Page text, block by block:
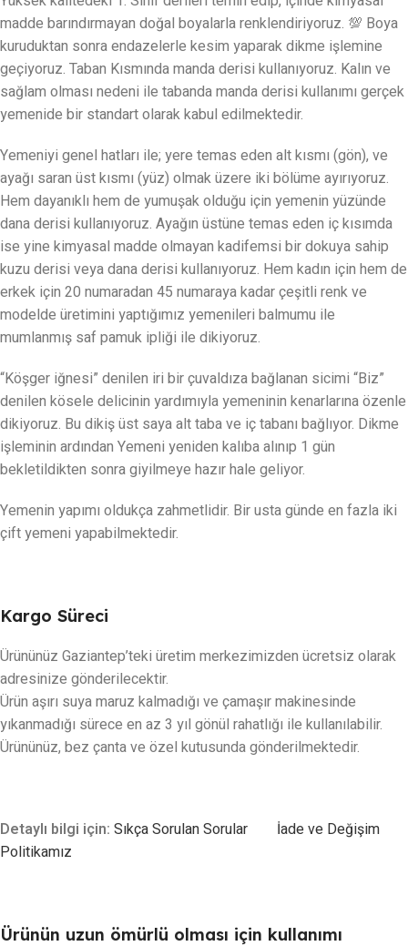
madde barındırmayan doğal boyalarla renklendiriyoruz. 💯 Boya
kuruduktan sonra endazelerle kesim yaparak dikme işlemine
geçiyoruz. Taban Kısmında manda derisi kullanıyoruz. Kalın ve
sağlam olması nedeni ile tabanda manda derisi kullanımı gerçek
yemenide bir standart olarak kabul edilmektedir.
Yemeniyi genel hatları ile; yere temas eden alt kısmı (gön), ve
ayağı saran üst kısmı (yüz) olmak üzere iki bölüme ayırıyoruz.
Hem dayanıklı hem de yumuşak olduğu için yemenin yüzünde
dana derisi kullanıyoruz. Ayağın üstüne temas eden iç kısımda
ise yine kimyasal madde olmayan kadifemsi bir dokuya sahip
kuzu derisi veya dana derisi kullanıyoruz. Hem kadın için hem de
erkek için 20 numaradan 45 numaraya kadar çeşitli renk ve
modelde üretimini yaptığımız yemenileri balmumu ile
mumlanmış saf pamuk ipliği ile dikiyoruz.
“Köşger iğnesi” denilen iri bir çuvaldıza bağlanan sicimi “Biz”
denilen kösele delicinin yardımıyla yemeninin kenarlarına özenle
dikiyoruz. Bu dikiş üst saya alt taba ve iç tabanı bağlıyor. Dikme
işleminin ardından Yemeni yeniden kalıba alınıp 1 gün
bekletildikten sonra giyilmeye hazır hale geliyor.
Yemenin yapımı oldukça zahmetlidir. Bir usta günde en fazla iki
çift yemeni yapabilmektedir.
Kargo Süreci
Ürününüz Gaziantep’teki üretim merkezimizden ücretsiz olarak
adresinize gönderilecektir.
Ürün aşırı suya maruz kalmadığı ve çamaşır makinesinde
yıkanmadığı sürece en az 3 yıl gönül rahatlığı ile kullanılabilir.
Ürününüz, bez çanta ve özel kutusunda gönderilmektedir.
Detaylı bilgi için: Sıkça Sorulan Sorular
İade ve Değişim
Politikamız
Ürünün uzun ömürlü olması için kullanımı